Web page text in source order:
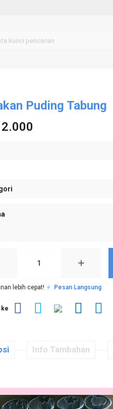
Puding Tabung
+
lebih cepat! Pesan Langsung
ke
Info Tambahan